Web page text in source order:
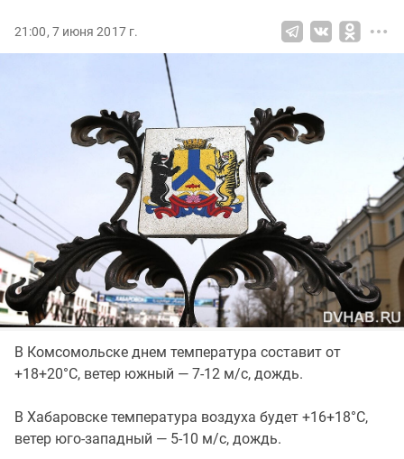
21:00, 7 июня 2017 г.
В Комсомольске днем температура составит от
+18+20°C, ветер южный — 7-12 м/с, дождь.
В Хабаровске температура воздуха будет +16+18°C,
ветер юго-западный — 5-10 м/с, дождь.